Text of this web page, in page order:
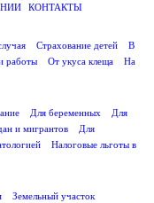
КОНТАКТЫ
Страхование детей
В
работы От укуса клеща
На
Для беременных
Для
и мигрантов
Для
Налоговые льготы в
Земельный участок